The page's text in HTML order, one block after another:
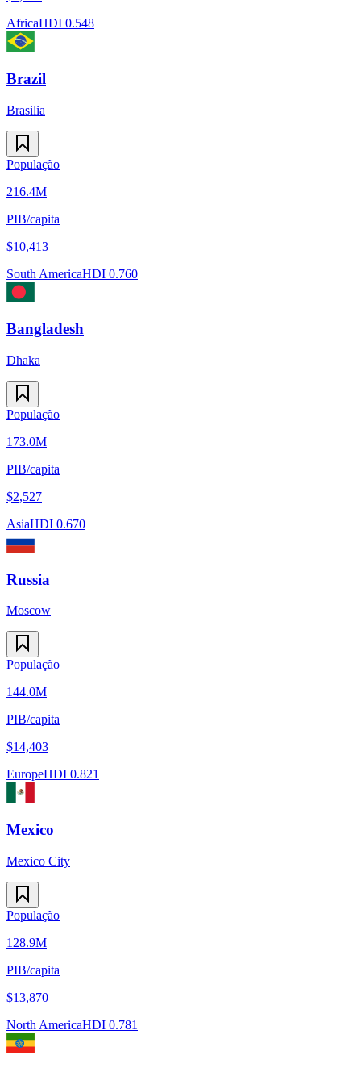
AfricaHDI 0.548
Brazil
Brasilia
População
216.4M
PIB/capita
$10,413
South AmericaHDI 0.760
Bangladesh
Dhaka
População
173.0M
PIB/capita
$2,527
AsiaHDI 0.670
Russia
Moscow
População
144.0M
PIB/capita
$14,403
EuropeHDI 0.821
Mexico
Mexico City
População
128.9M
PIB/capita
$13,870
North AmericaHDI 0.781